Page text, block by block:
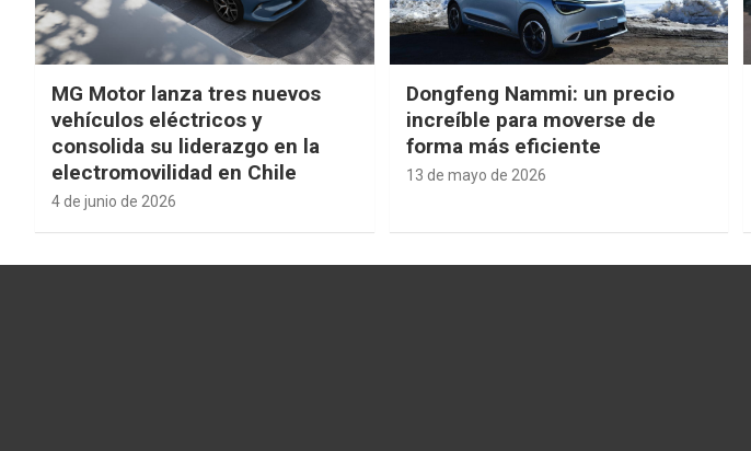
MG Motor lanza tres nuevos
vehículos eléctricos y
consolida su liderazgo en la
electromovilidad en Chile
4 de junio de 2026
Dongfeng Nammi: un precio
increíble para moverse de
forma más eficiente
13 de mayo de 2026